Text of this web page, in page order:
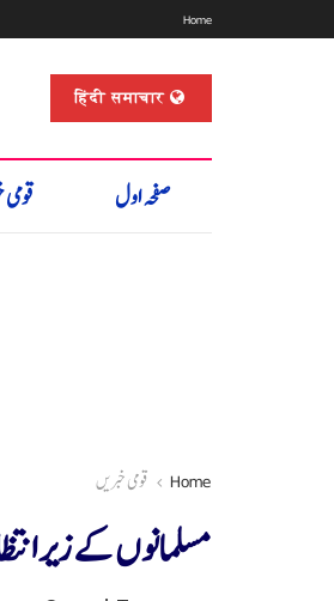
Home
हिंदी समाचार
صفحہ اول
Home قومی خبریں
مسلمانوں کے زیر